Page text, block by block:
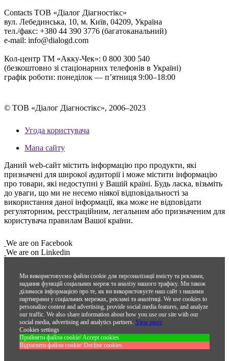
Contacts ТОВ «Діалог Діагностікс»
вул. Лебединська, 10, м. Київ, 04209, Україна
тел./факс: +380 44 390 3776 (багатоканальний)
e-mail: info@dialogd.com
Кол-центр ТМ «Акку-Чек»: 0 800 300 540
(безкоштовно зі стаціонарних телефонів в Україні)
графік роботи: понеділок — п’ятниця 9:00–18:00
© ТОВ «Діалог Діагностікс», 2006–2023
Угода користувача
Мапа сайту
Даний web-сайт містить інформацію про продукти, які
призначені для широкої аудиторії і може містити інформацію
про товари, які недоступні у Вашій країні. Будь ласка, візьміть
до уваги, що ми не несемо ніякої відповідальності за
використання даної інформації, яка може не відповідати
регуляторним, реєстраційним, легальним або призначеним для
користувача правилам Вашої країни.
We are on Facebook
We are on Linkedin
Ми використовуємо файли cookie для персоналізації вмісту та реклами,
надання функцій соціальних мереж та аналізу нашого трафіку. Ми також
ділимося інформацією про те, як ви використовуєте наш сайт з нашими
партнерами у соціальних мережах, рекламі та аналітиці. We use cookies to
personalize content and advertising, provide social media features, and analyze
our traffic. We also share information about how you use our site with our
social media, advertising and analytics partners. View more
Cookies settings
Прийняти файли cookie/ Accept cookies
Відхилити файли cookie/ Decline cookies